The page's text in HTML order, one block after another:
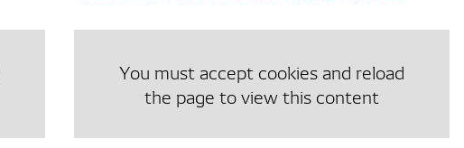
You must accept cookies and reload
the page to view this content